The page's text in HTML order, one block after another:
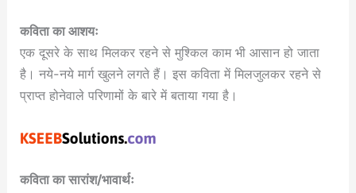
कविता का आशयः
एक दूसरे के साथ मिलकर रहने से मुश्किल काम भी आसान हो जाता
है। नये-नये मार्ग खुलने लगते हैं। इस कविता में मिलजुलकर रहने से
प्राप्त होनेवाले परिणामों के बारे में बताया गया है।
कविता का सारांश/भावार्थः